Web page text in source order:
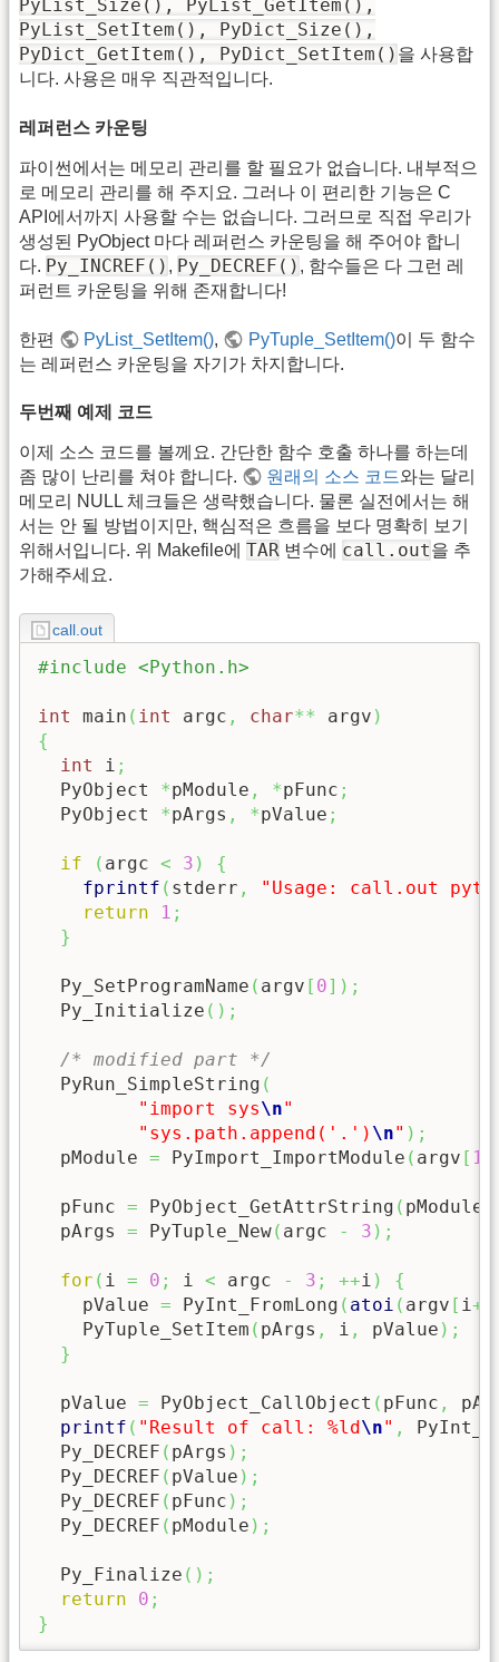
PyList_Size(), PyList_GetItem(),
PyList_SetItem(), PyDict_Size(),
PyDict_GetItem(), PyDict_SetItem() 을 사용합
니다. 사용은 매우 직관적입니다.
레퍼런스 카운팅
파이썬에서는 메모리 관리를 할 필요가 없습니다. 내부적으
로 메모리 관리를 해 주지요. 그러나 이 편리한 기능은 C
API에서까지 사용할 수는 없습니다. 그러므로 직접 우리가
생성된 PyObject 마다 레퍼런스 카운팅을 해 주어야 합니
다. Py_INCREF() , Py_DECREF() , 함수들은 다 그런 레
퍼런트 카운팅을 위해 존재합니다!
한편 PyList_SetItem(), PyTuple_SetItem()이 두 함수
는 레퍼런스 카운팅을 자기가 차지합니다.
두번째 예제 코드
이제 소스 코드를 볼께요. 간단한 함수 호출 하나를 하는데
좀 많이 난리를 쳐야 합니다.
원래의 소스 코드와는 달리
메모리 NULL 체크들은 생략했습니다. 물론 실전에서는 해
서는 안 될 방법이지만, 핵심적은 흐름을 보다 명확히 보기
위해서입니다. 위 Makefile에 TAR 변수에 call.out을 추
가해주세요.
call.out
#include <Python.h>
int main ( int argc , char** argv )
{
int
i ;
  PyObject
*pModule , *pFunc ;
  PyObject
*pArgs , *pValue ;
if ( argc < 3 )
{
fprintf ( stderr ,
"Usage: call.out
return
1 ;
}
  Py_SetProgramName
( argv [ 0] ) ;
  Py_Initialize
( ) ;
/* modified part */
  PyRun_SimpleString
(
"import sys\n"
"sys.path.append('.') \n" ) ;
  pModule
= PyImport_ImportModule ( argv [ 1
  pFunc
= PyObject_GetAttrString ( pModule
  pArgs
= PyTuple_New( argc - 3 ) ;
for ( i = 0 ; i < argc - 3 ; ++i )
{
    pValue
= PyInt_FromLong ( atoi ( argv [ i+
    PyTuple_SetItem
( pArgs , i , pValue ) ;
}
  pValue
= PyObject_CallObject ( pFunc ,
printf ( "Result of call: %ld \n" ,
  Py_DECREF
( pArgs ) ;
  Py_DECREF
( pValue ) ;
  Py_DECREF
( pFunc ) ;
  Py_DECREF
( pModule ) ;
  Py_Finalize
( ) ;
return
0 ;
}